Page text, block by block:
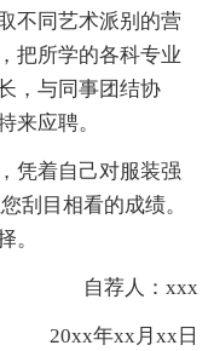
不同艺术派别的营
把所学的各科专业
，与同事团结协
来应聘。
着自己对服装强
刮目相看的成绩。
。
自荐人：xxx
20xx年xx月xx日